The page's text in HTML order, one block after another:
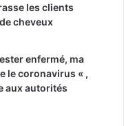
les clients
cheveux
enfermé, ma
le coronavirus « ,
aux autorités